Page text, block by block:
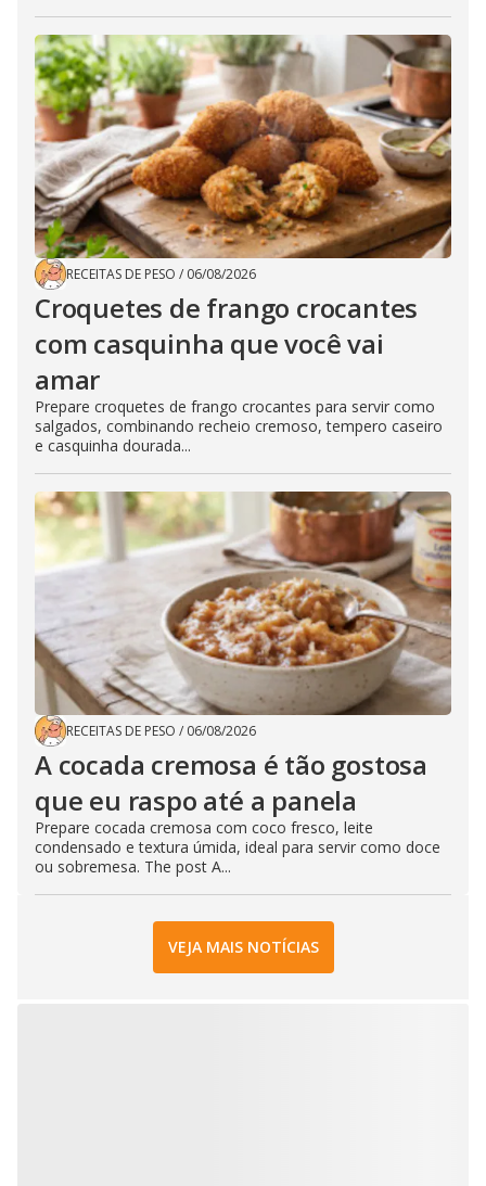
RECEITAS DE PESO / 06/08/2026
Croquetes de frango crocantes
com casquinha que você vai
amar
Prepare croquetes de frango crocantes para servir como
salgados, combinando recheio cremoso, tempero caseiro
e casquinha dourada...
RECEITAS DE PESO / 06/08/2026
A cocada cremosa é tão gostosa
que eu raspo até a panela
Prepare cocada cremosa com coco fresco, leite
condensado e textura úmida, ideal para servir como doce
ou sobremesa. The post A...
VEJA MAIS NOTÍCIAS